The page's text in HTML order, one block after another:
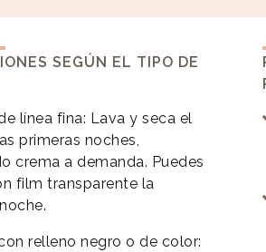
SEGÚN EL TIPO DE
línea fina: Lava y seca el
primeras noches,
crema a demanda. Puedes
film transparente la
relleno negro o de color: